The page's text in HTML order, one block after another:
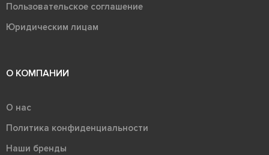
Пользовательское соглашение
Юридическим лицам
О КОМПАНИИ
О нас
Политика конфиденциальности
Наши бренды